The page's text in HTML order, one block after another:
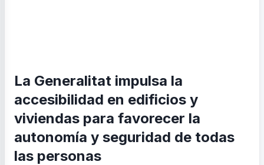
La Generalitat impulsa la
accesibilidad en edificios y
viviendas para favorecer la
autonomía y seguridad de todas
las personas